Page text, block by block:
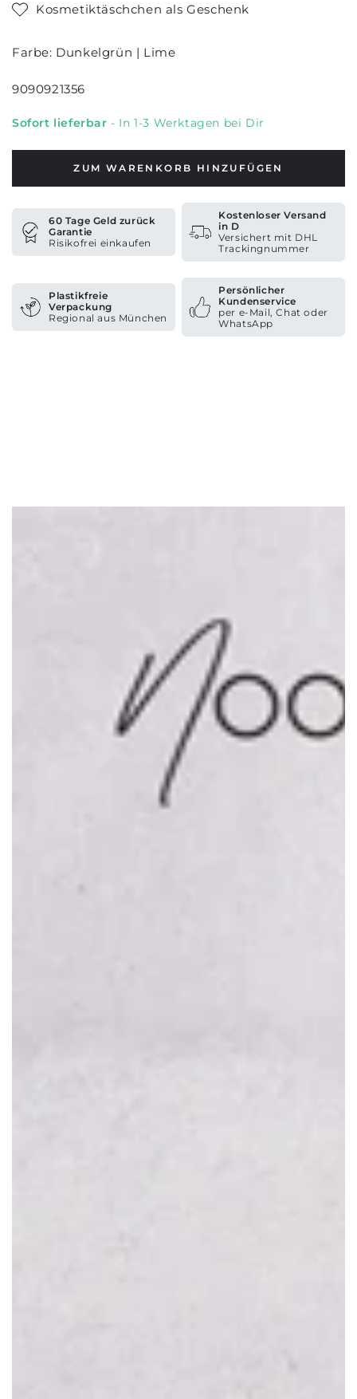
Kosmetiktäschchen als Geschenk
Farbe: Dunkelgrün | Lime
9090921356
Sofort lieferbar - In 1-3 Werktagen bei Dir
ZUM WARENKORB HINZUFÜGEN
60 Tage Geld zurück
Garantie
Risikofrei einkaufen
Kostenloser Versand
in D
Versichert mit DHL
Trackingnummer
Plastikfreie
Verpackung
Regional aus München
Persönlicher
Kundenservice
per e-Mail, Chat oder
WhatsApp